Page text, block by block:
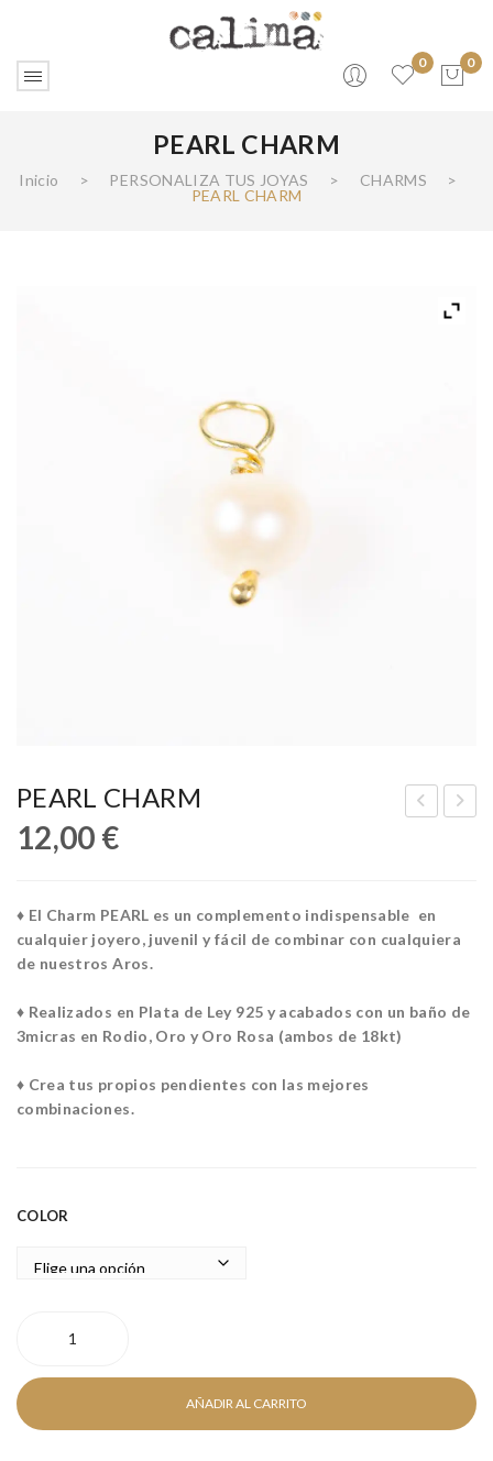
0
No products in the cart.
0
PEARL CHARM
Inicio > PERSONALIZA TUS JOYAS > CHARMS
>
PEARL CHARM
CH
PEARL CHARM
12,00 €
♦ El Charm PEARL es un complemento indispensable en
cualquier joyero, juvenil y fácil de combinar con cualquiera
de nuestros Aros.
♦ Realizados en Plata de Ley 925 y acabados con un baño de
3micras en Rodio, Oro y Oro Rosa (ambos de 18kt)
♦ Crea tus propios pendientes con las mejores
combinaciones.
COLOR
CHARM
AÑADIR AL CARRITO